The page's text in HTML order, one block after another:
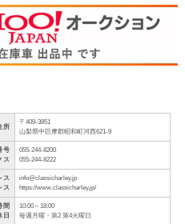
所
〒409-3851
山梨県中巨摩郡昭和町河西621-9
号
ス
055-244-8200
055-244-8222
ス
ス
info@classicharley.jp
https://www.classicharley.jp/
間
日
10:00～18:00
毎週月曜・第2 第4火曜日